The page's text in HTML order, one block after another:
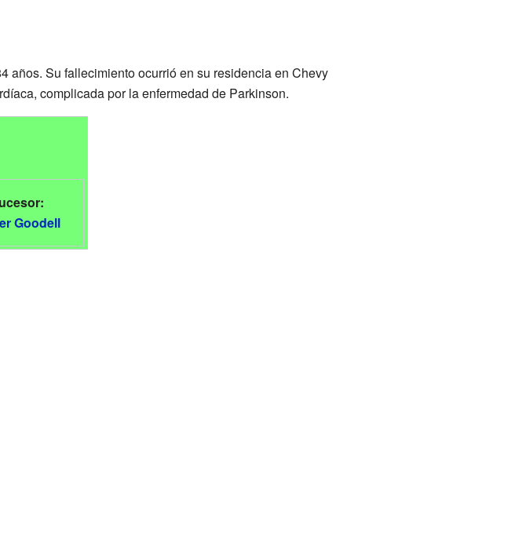
años. Su fallecimiento ocurrió en su residencia en Chevy
complicada por la enfermedad de Parkinson.
Goodell